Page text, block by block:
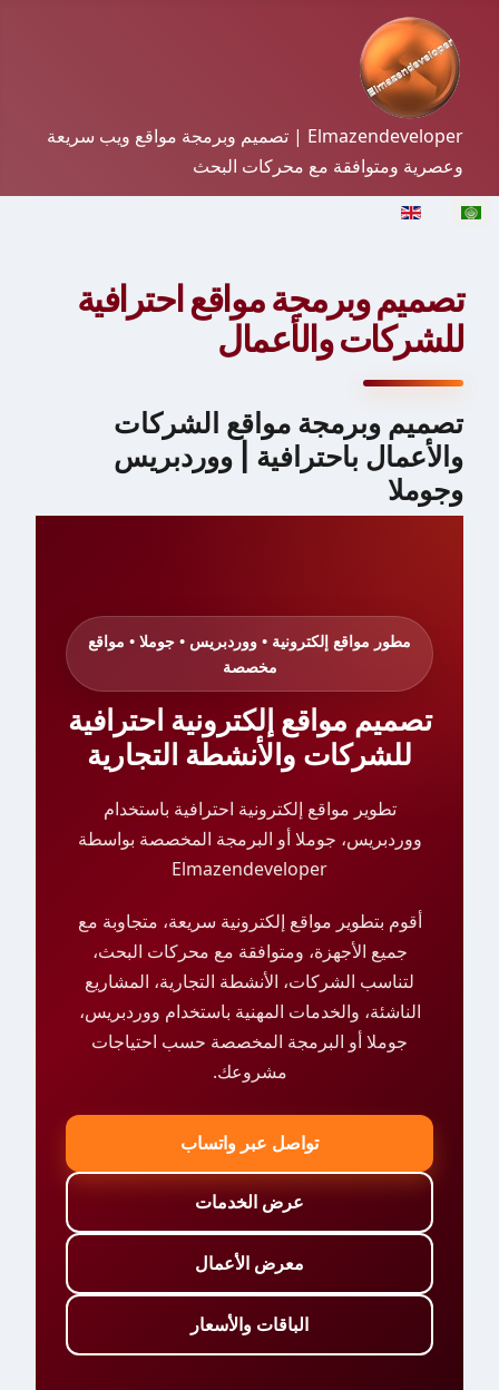
Elmazendeveloper | تصميم وبرمجة مواقع ويب سريعة
وعصرية ومتوافقة مع محركات البحث
اختر لغتك
تصميم وبرمجة مواقع احترافية
للشركات والأعمال
تصميم وبرمجة مواقع الشركات
والأعمال باحترافية | ووردبريس
وجوملا
مطور مواقع إلكترونية • ووردبريس • جوملا • مواقع
مخصصة
تصميم مواقع إلكترونية احترافية
للشركات والأنشطة التجارية
تطوير مواقع إلكترونية احترافية باستخدام
ووردبريس، جوملا أو البرمجة المخصصة بواسطة
Elmazendeveloper
أقوم بتطوير مواقع إلكترونية سريعة، متجاوبة مع
جميع الأجهزة، ومتوافقة مع محركات البحث،
لتناسب الشركات، الأنشطة التجارية، المشاريع
الناشئة، والخدمات المهنية باستخدام ووردبريس،
جوملا أو البرمجة المخصصة حسب احتياجات
مشروعك.
تواصل عبر واتساب
عرض الخدمات
معرض الأعمال
الباقات والأسعار